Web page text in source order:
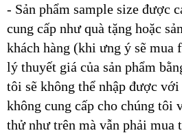
- Sản phẩm sample size được
cung cấp như quà tặng hoặc
khách hàng (khi ưng ý sẽ mua
lý thuyết giá của sản phẩm
tôi sẽ không thể nhập được
không cung cấp cho chúng tôi
thử như trên mà vẫn phải mua